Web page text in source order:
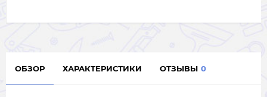
ОБЗОР ХАРАКТЕРИСТИКИ ОТЗЫВЫ 0